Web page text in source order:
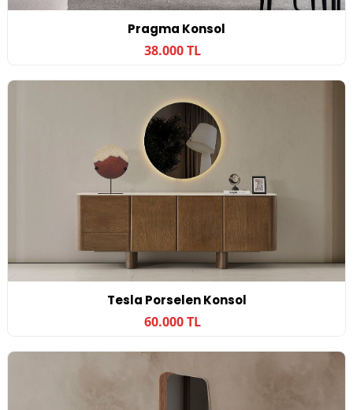
Pragma Konsol
38.000 TL
Tesla Porselen Konsol
60.000 TL